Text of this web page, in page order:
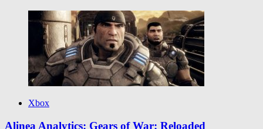
Xbox
Alinea Analytics: Gears of War: Reloaded